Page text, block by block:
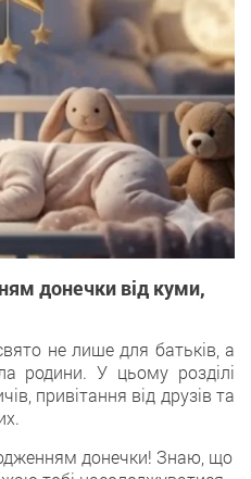
донечки від куми,
не лише для батьків, а
родини. У цьому розділі
привітання від друзів та
донечки! Знаю, що